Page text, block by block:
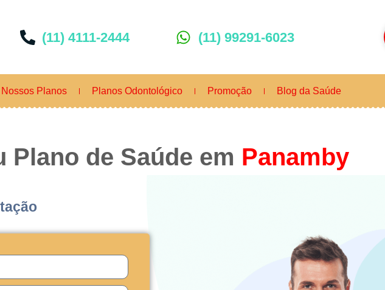
(11) 4111-2444 (11) 99291-6023
Nossos Planos Planos Odontológico Promoção Blog da Saúde
Plano de Saúde em Panamby